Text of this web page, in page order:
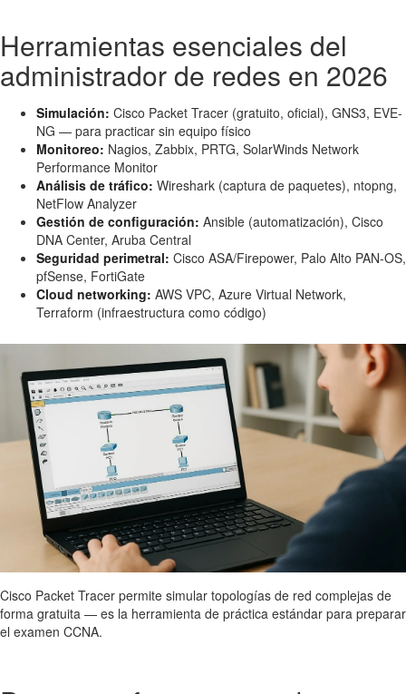
Herramientas esenciales del
administrador de redes en 2026
Simulación: Cisco Packet Tracer (gratuito, oficial), GNS3, EVE-
NG — para practicar sin equipo físico
Monitoreo: Nagios, Zabbix, PRTG, SolarWinds Network
Performance Monitor
Análisis de tráfico: Wireshark (captura de paquetes), ntopng,
NetFlow Analyzer
Gestión de configuración: Ansible (automatización), Cisco
DNA Center, Aruba Central
Seguridad perimetral: Cisco ASA/Firepower, Palo Alto PAN-OS,
pfSense, FortiGate
Cloud networking: AWS VPC, Azure Virtual Network,
Terraform (infraestructura como código)
Cisco Packet Tracer permite simular topologías de red complejas de
forma gratuita — es la herramienta de práctica estándar para preparar
el examen CCNA.